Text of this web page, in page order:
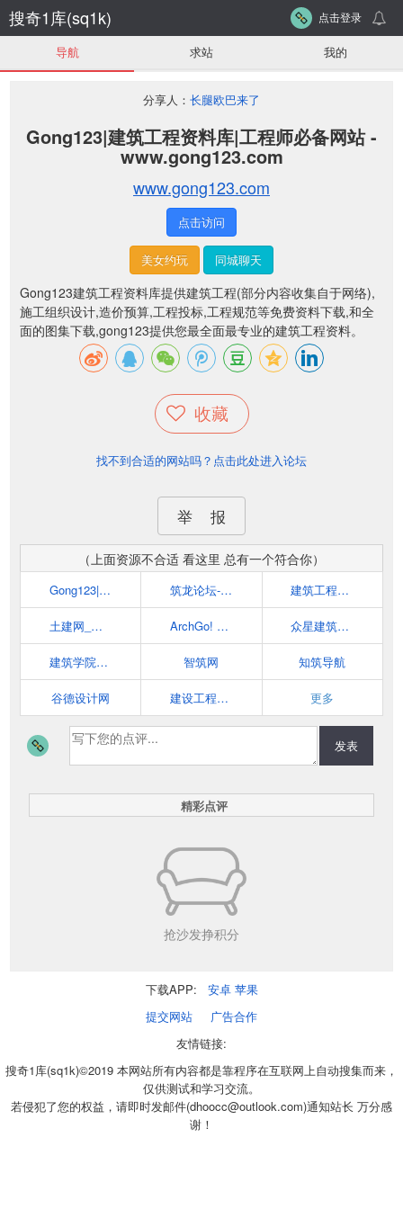
搜奇1库(sq1k) 点击登录
导航 求站 我的
分享人： 长腿欧巴来了
Gong123|建筑工程资料库|工程师必备网站 -
www.gong123.com
www.gong123.com
点击访问
美女约玩 同城聊天
Gong123建筑工程资料库提供建筑工程(部分内容收集自于网络),
施工组织设计,造价预算,工程投标,工程规范等免费资料下载,和全
面的图集下载,gong123提供您最全面最专业的建筑工程资料。
收藏
找不到合适的网站吗？点击此处进入论坛
举 报
（上面资源不合适 看这里 总有一个符合你）
Gong123|建筑工程资料库|工程师必备网站 - www.gong123.com 筑龙论坛-全球建筑人工程人网上交流互动社区 建筑工程网 | 工程师,建筑,工程,设计资源下载
土建网_土建工程师的家园 ArchGo! 世界优秀建筑到您的桌面 众星建筑资源 - 拥有数万册建筑书籍，超全的建筑资源平台！
建筑学院archcollege——为建筑师而打造的高品质平台 智筑网 知筑导航
谷德设计网 建设工程教育网 更多
发表
精彩点评
抢沙发挣积分
下载APP: 安卓 苹果
提交网站
广告合作
友情链接:
搜奇1库(sq1k)©2019 本网站所有内容都是靠程序在互联网上自动搜集而来，
仅供测试和学习交流。
若侵犯了您的权益，请即时发邮件(dhoocc@outlook.com)通知站长 万分感
谢！